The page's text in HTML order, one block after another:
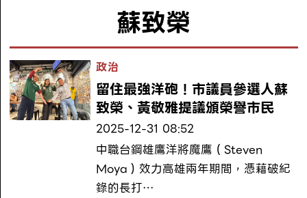
蘇致榮
政治
留住最強洋砲！市議員參選人蘇
致榮、黃敬雅提議頒榮譽市民
2025-12-31 08:52
中職台鋼雄鷹洋將魔鷹（Steven
Moya）效力高雄兩年期間，憑藉破紀
錄的長打…